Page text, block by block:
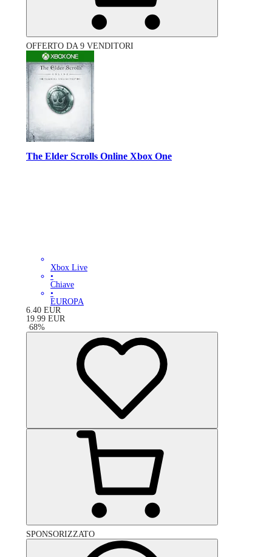
OFFERTO DA 9 VENDITORI
The Elder Scrolls Online Xbox One
Xbox Live
•
Chiave
•
EUROPA
6.40 EUR
19.99 EUR
-68%
SPONSORIZZATO